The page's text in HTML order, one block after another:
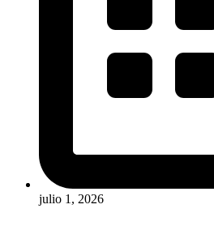
julio 1, 2026